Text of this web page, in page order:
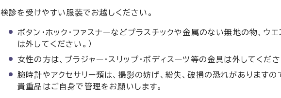
検診を受けやすい服装でお越しください。
ボタン・ホック・ファスナーなどプラスチックや金属のない無地の物、ウ
は外してください。）
女性の方は、ブラジャー・スリップ・ボディスーツ等の金具は外してくださ
腕時計やアクセサリー類は、撮影の妨げ、紛失、破損の恐れがありますの
貴重品はご自身で管理をお願いします。